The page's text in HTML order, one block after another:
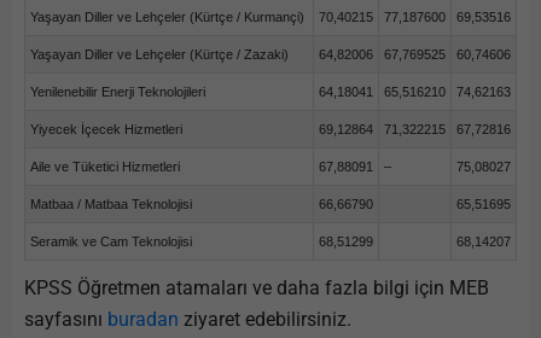
Yaşayan Diller ve Lehçeler (Kürtçe / Kurmançi) 70,40215 77,187600 69,53516
Yaşayan Diller ve Lehçeler (Kürtçe / Zazaki) 64,82006 67,769525 60,74606
Yenilenebilir Enerji Teknolojileri 64,18041 65,516210 74,62163
Yiyecek İçecek Hizmetleri 69,12864 71,322215 67,72816
Aile ve Tüketici Hizmetleri 67,88091 – 75,08027
Matbaa / Matbaa Teknolojisi 66,66790 65,51695
Seramik ve Cam Teknolojisi 68,51299 68,14207
KPSS Öğretmen atamaları ve daha fazla bilgi için MEB
sayfasını buradan ziyaret edebilirsiniz.